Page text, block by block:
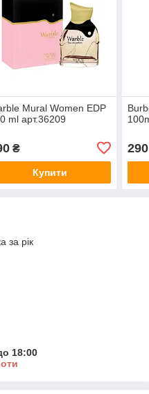
Mural Women EDP
ml арт.36209
₴
Купити
290
за рік
18:00